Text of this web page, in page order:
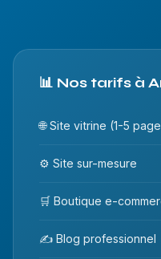
📊 Nos tarifs à
🌐 Site vitrine (1-5
⚙️ Site sur-mesure
🛒 Boutique e-
✍️ Blog professionnel